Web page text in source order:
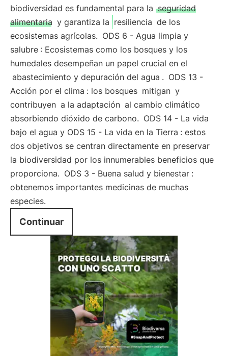
biodiversidad es fundamental para la seguridad
alimentaria y garantiza la resiliencia de los
ecosistemas agrícolas. ODS 6 - Agua limpia y
salubre : Ecosistemas como los bosques y los
humedales desempeñan un papel crucial en el
abastecimiento y depuración del agua . ODS 13 -
Acción por el clima : los bosques mitigan y
contribuyen a la adaptación al cambio climático
absorbiendo dióxido de carbono. ODS 14 - La vida
bajo el agua y ODS 15 - La vida en la Tierra : estos
dos objetivos se centran directamente en preservar
la biodiversidad por los innumerables beneficios que
proporciona. ODS 3 - Buena salud y bienestar :
obtenemos importantes medicinas de muchas
especies.
Continuar